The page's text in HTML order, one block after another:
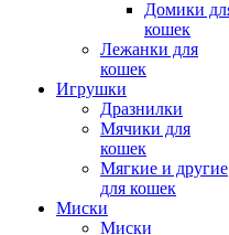
Домики
кошек
Лежанки для
кошек
Игрушки
Дразнилки
Мячики для
кошек
Мягкие и другие
для кошек
Миски
Миски